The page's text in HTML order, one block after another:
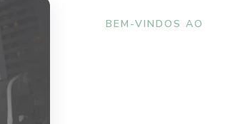
BEM-VINDOS AO